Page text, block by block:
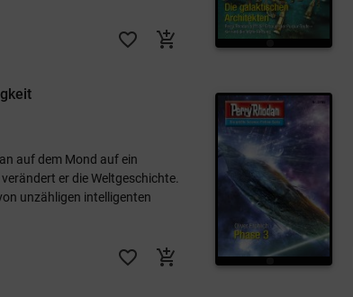
favorite_border add_shopping_cart
auf dem Mond auf ein
er die Weltgeschichte.
unzähligen intelligenten
favorite_border add_shopping_cart